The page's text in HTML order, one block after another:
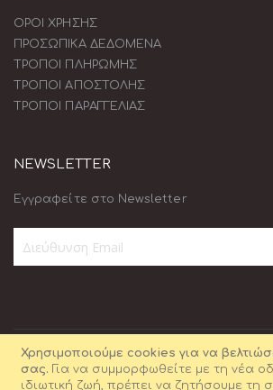
Χρησιμοποιούμε cookies για να
σας.
Για να συμμορφωθείτε με τη νέα
ιδιωτική ζωή, πρέπει να ζητήσουμε τη
ΟΡΟΙ ΧΡΗΣΗΣ
ΠΡΟΣΩΠΙΚΑ ΔΕΔΟΜΕΝΑ
ΤΡΟΠΟΙ ΠΛΗΡΩΜΗΣ
ΤΡΟΠΟΙ ΑΠΟΣΤΟΛΗΣ
ΤΡΟΠΟΙ ΠΑΡΑΓΓΕΛΙΑΣ
NEWSLETTER
Εγγραφείτε στο Newsletter
Δελτίο: